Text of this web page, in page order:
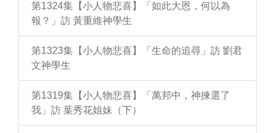
第1324集【小人物悲喜】「如此大恩，何以為
報？」訪 黃重維神學生
第1323集【小人物悲喜】「生命的追尋」訪 劉君
文神學生
第1319集【小人物悲喜】「萬邦中，神揀選了
我」訪 葉秀花姐妹（下）